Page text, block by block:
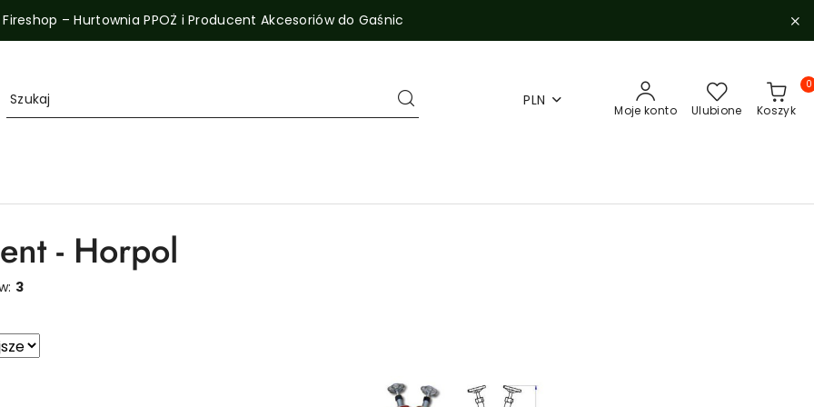
Fireshop – Hurtownia PPOŻ i Producent Akcesoriów do Gaśnic
PLN
Moje konto Ulubione Koszyk
0
- Horpol
3